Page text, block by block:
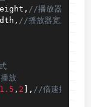
, //播放器高度
, //播放器宽度
放
1.5 , 2 , //倍速播放